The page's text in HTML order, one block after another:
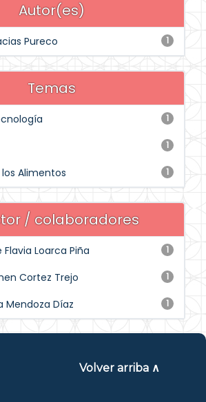
Autor(es)
1
Pureco
Temas
1
1
1
Alimentos
/ colaboradores
1
Loarca Piña
1
Cortez Trejo
1
Mendoza Díaz
Volver arriba ∧